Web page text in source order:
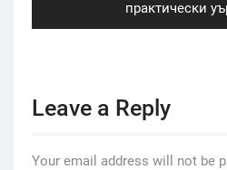
практически
Leave a Reply
Your email address will not be